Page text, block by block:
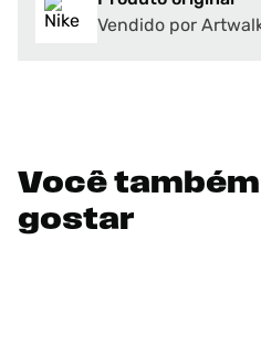
Vendido por
Você
gostar